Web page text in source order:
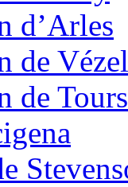
d’Arles
de
de Tours